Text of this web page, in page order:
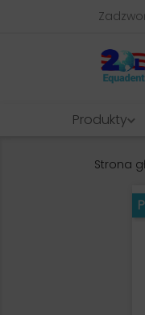
Produkty
Strona